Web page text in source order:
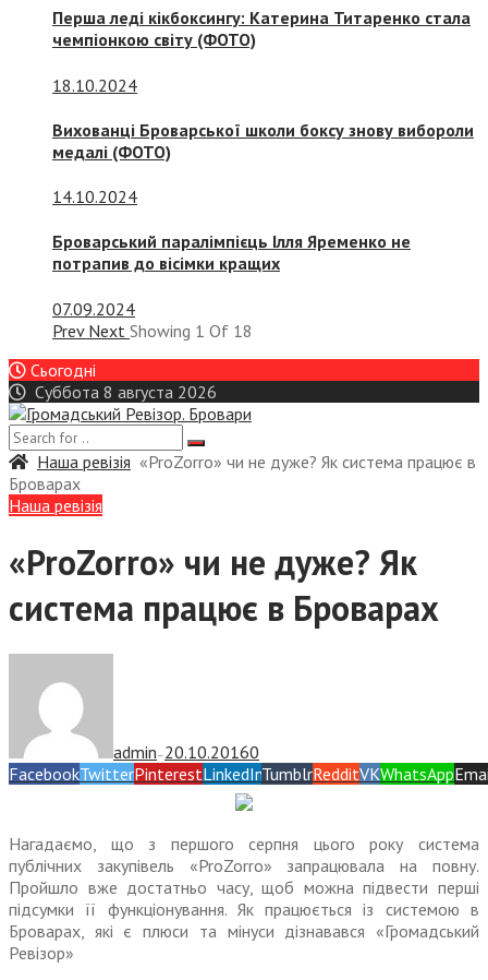
Перша леді кікбоксингу: Катерина Титаренко стала
чемпіонкою світу (ФОТО)
18.10.2024
Вихованці Броварської школи боксу знову вибороли
медалі (ФОТО)
14.10.2024
Броварський паралімпієць Ілля Яременко не
потрапив до вісімки кращих
07.09.2024
Prev Next Showing 1 Of 18
Сьогодні
Суббота 8 августа 2026
Наша ревізія «ProZorro» чи не дуже? Як система працює в
Броварах
Наша ревізія
«ProZorro» чи не дуже? Як
система працює в Броварах
admin — 20.10.20160
FacebookTwitterPinterestLinkedInTumblrRedditVKWhatsApp
Нагадаємо, що з першого серпня цього року система
публічних закупівель «ProZorro» запрацювала на повну.
Пройшло вже достатньо часу, щоб можна підвести перші
підсумки її функціонування. Як працюється із системою в
Броварах, які є плюси та мінуси дізнавався «Громадський
Ревізор»